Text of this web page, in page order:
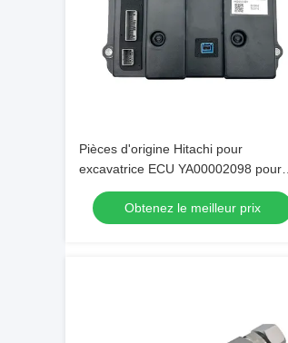
Pièces d'origine Hitachi pour
excavatrice ECU YA00002098 pour
engins ZAX130
Obtenez le meilleur prix